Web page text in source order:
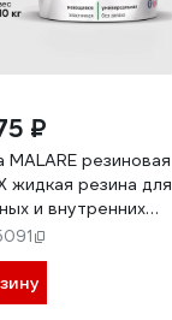
₽
MALARE резиновая
жидкая резина для
и внутренних
быстросохнущая
матовая,
асфальт, 10 кг